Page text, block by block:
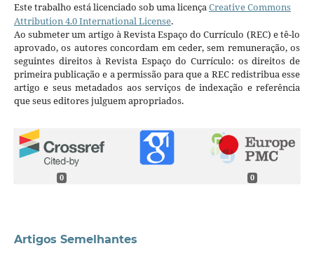
Este trabalho está licenciado sob uma licençaCreative Commons
Attribution 4.0 International License.
Ao submeter um artigo à Revista Espaço do Currículo (REC) e tê-lo
aprovado, os autores concordam em ceder, sem remuneração, os
seguintes direitos à Revista Espaço do Currículo: os direitos de
primeira publicação e a permissão para que a REC redistribua esse
artigo e seus metadados aos serviços de indexação e referência
que seus editores julguem apropriados.
0 0
Artigos Semelhantes